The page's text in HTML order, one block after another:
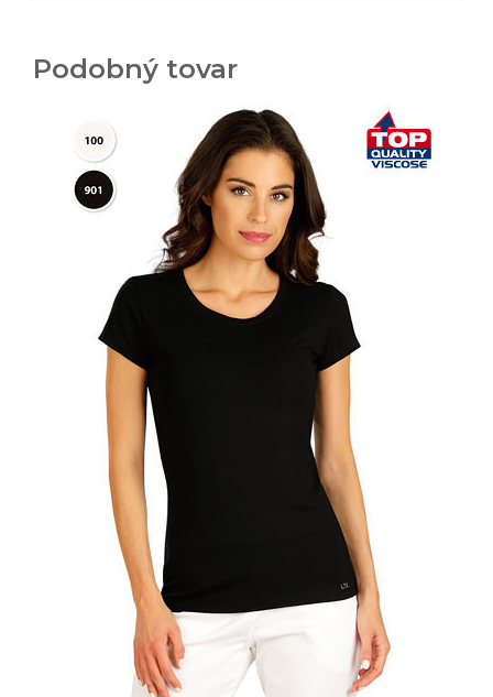
Podobný tovar